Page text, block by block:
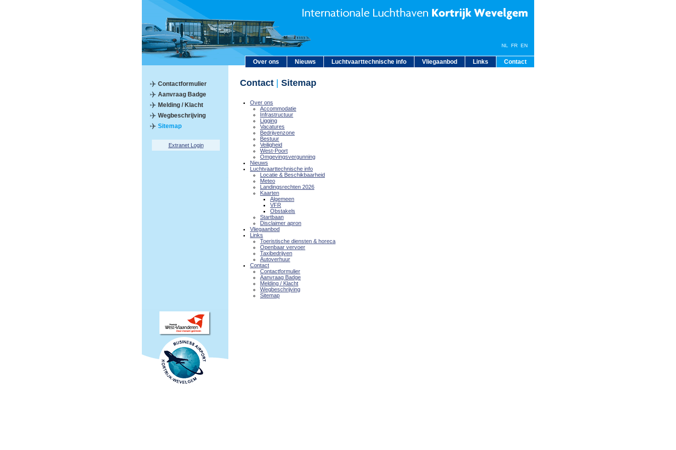
Over ons Nieuws Luchtvaarttechnische info Vliegaanbod Links Contact
NL FR EN
Contactformulier
Aanvraag Badge
Melding / Klacht
Wegbeschrijving
Sitemap
Extranet Login
Contact Sitemap
Over ons
Accommodatie
Infrastructuur
Ligging
Vacatures
Bedrijvenzone
Bestuur
Veiligheid
West-Poort
Omgevingsvergunning
Nieuws
Luchtvaarttechnische info
Locatie & Beschikbaarheid
Meteo
Landingsrechten 2026
Kaarten
Algemeen
VFR
Obstakels
Startbaan
Disclaimer apron
Vliegaanbod
Links
Toeristische diensten & horeca
Openbaar vervoer
Taxibedrijven
Autoverhuur
Contact
Contactformulier
Aanvraag Badge
Melding / Klacht
Wegbeschrijving
Sitemap